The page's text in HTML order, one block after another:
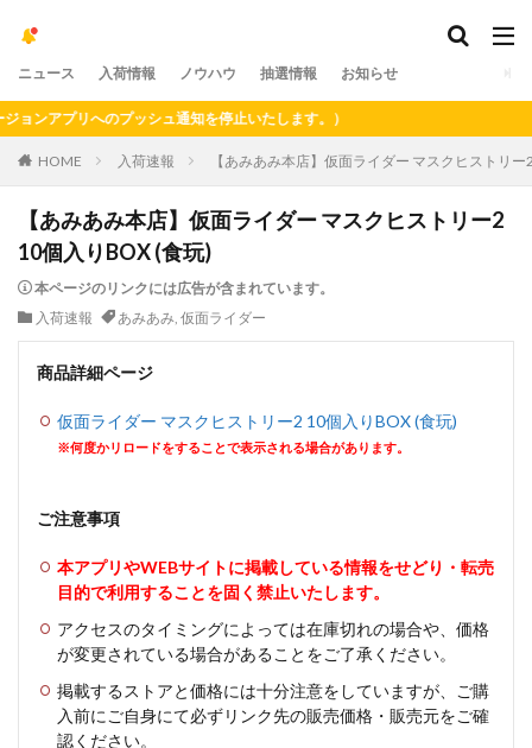
ニュース 入荷情報 ノウハウ 抽選情報 お知らせ
プリへのプッシュ通知を停止いたします。）
HOME 入荷速報 【あみあみ本店】仮面ライダー マスクヒストリ
【あみあみ本店】仮面ライダー マスクヒストリー2
10個入りBOX (食玩)
本ページのリンクには広告が含まれています。
入荷速報
あみあみ, 仮面ライダー
商品詳細ページ
仮面ライダー マスクヒストリー2 10個入りBOX (食玩)
※何度かリロードをすることで表示される場合があります。
ご注意事項
本アプリやWEBサイトに掲載している情報をせどり・転売
目的で利用することを固く禁止いたします。
アクセスのタイミングによっては在庫切れの場合や、価格
が変更されている場合があることをご了承ください。
掲載するストアと価格には十分注意をしていますが、ご購
入前にご自身にて必ずリンク先の販売価格・販売元をご確
認ください。